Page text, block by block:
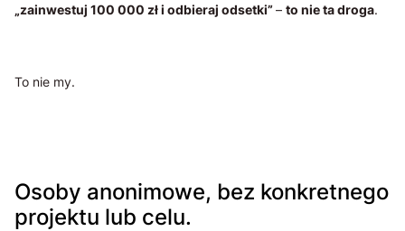
„zainwestuj 100 000 zł i odbieraj odsetki”– to nie ta droga.
To nie my.
Osoby anonimowe, bez konkretnego
projektu lub celu.